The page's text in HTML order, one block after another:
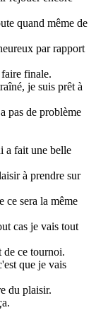
quand même de
par rapport
finale.
je suis prêt à
pas de problème
a fait une belle
à prendre sur
ce sera la même
cas je vais tout
de ce tournoi.
que je vais
du plaisir.